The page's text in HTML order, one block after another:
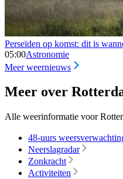
Perseïden op komst: dit is
05:00Astronomie
Meer weernieuws
Meer over
Alle weerinformatie voor
48-uurs
Neerslagradar
Zonkracht
Activiteiten